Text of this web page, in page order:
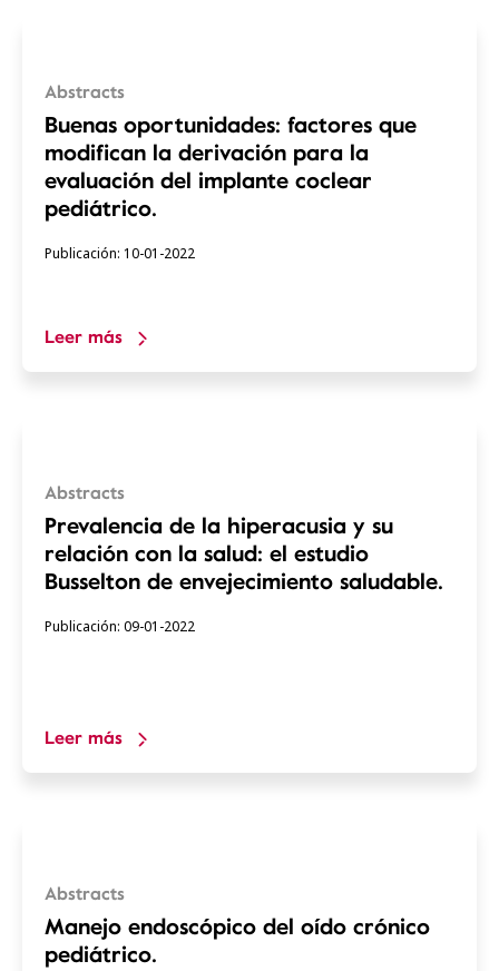
Abstracts
Buenas oportunidades: factores que
modifican la derivación para la
evaluación del implante coclear
pediátrico.
Publicación: 10-01-2022
Leer más
Abstracts
Prevalencia de la hiperacusia y su
relación con la salud: el estudio
Busselton de envejecimiento saludable.
Publicación: 09-01-2022
Leer más
Abstracts
Manejo endoscópico del oído crónico
pediátrico.